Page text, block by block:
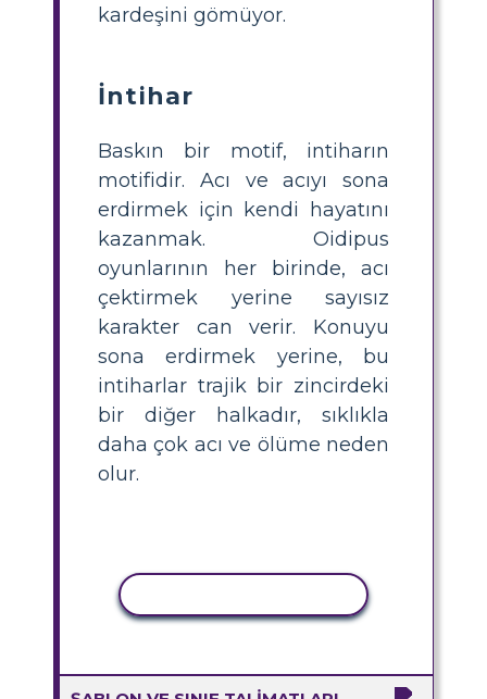
kardeşini gömüyor.
İntihar
Baskın bir motif, intiharın
motifidir. Acı ve acıyı sona
erdirmek için kendi hayatını
kazanmak. Oidipus
oyunlarının her birinde, acı
çektirmek yerine sayısız
karakter can verir. Konuyu
sona erdirmek yerine, bu
intiharlar trajik bir zincirdeki
bir diğer halkadır, sıklıkla
daha çok acı ve ölüme neden
olur.